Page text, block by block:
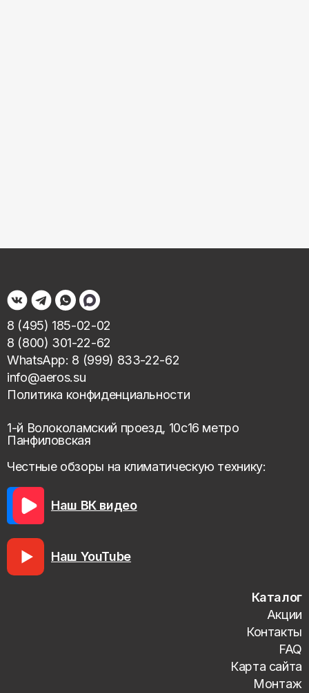
8 (495) 185-02-02
8 (800) 301-22-62
WhatsApp: 8 (999) 833-22-62
info@aeros.su
Политика конфиденциальности
1-й Волоколамский проезд, 10с16 метро
Панфиловская
Честные обзоры на климатическую технику:
Наш ВК видео
Наш YouTube
Каталог
Акции
Контакты
FAQ
Карта сайта
Монтаж